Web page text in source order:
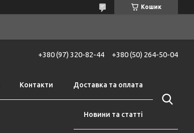
Кошик
+380 (97) 320-82-44 +380 (50) 264-50-04
Контакти Доставка та оплата
Новини та статті